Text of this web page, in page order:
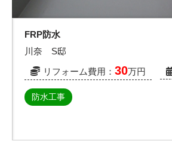
間仕切り設置
湯川 S邸
リフォーム費用： 30万円
内装(クロス)